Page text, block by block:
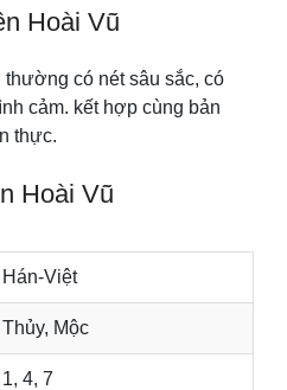
Hoài Vũ
có nét sâu sắc, có
cảm. kết hợp cùng bản
thực.
Hoài Vũ
Hán-Việt
Thủy, Mộc
1, 4, 7